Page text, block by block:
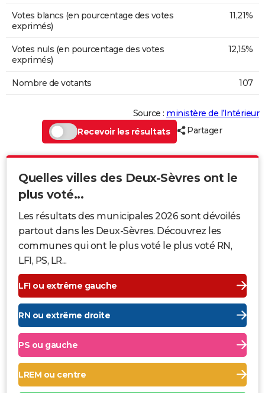
Votes blancs (en pourcentage des votes
exprimés)
11,21%
Votes nuls (en pourcentage des votes
exprimés)
12,15%
Nombre de votants 107
Source : ministère de l’Intérieur
Recevoir les résultats
Partager
Quelles villes des Deux-Sèvres ont le
plus voté...
Les résultats des municipales 2026 sont dévoilés
partout dans les Deux-Sèvres. Découvrez les
communes qui ont le plus voté le plus voté RN,
LFI, PS, LR...
LFI ou extrême gauche
RN ou extrême droite
PS ou gauche
LREM ou centre